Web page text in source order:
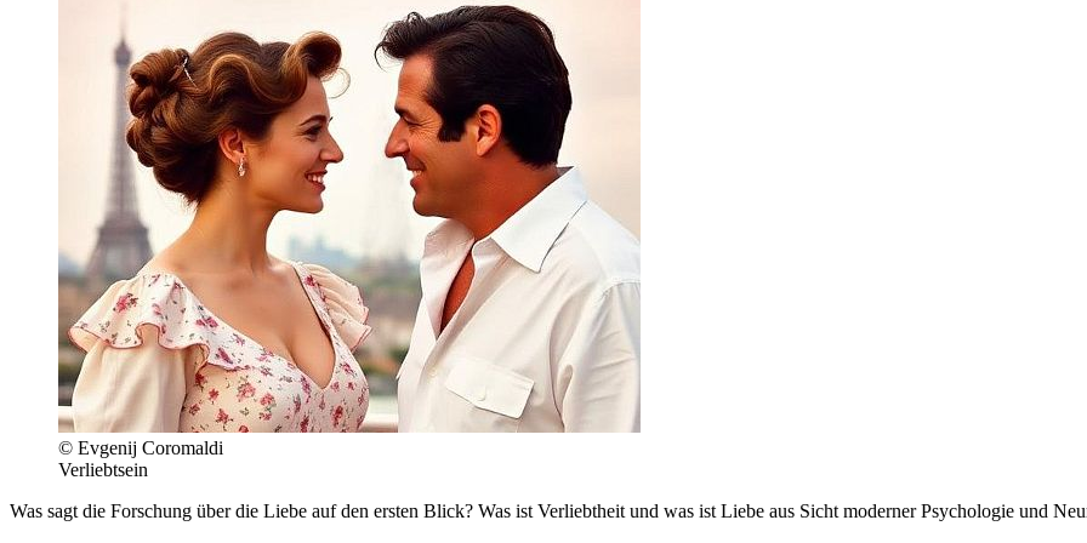
© Evgenij Coromaldi
Verliebtsein
Was sagt die Forschung über die Liebe auf den ersten Blick? Was ist Verliebtheit und was ist Liebe aus Sicht moderner Psychologie und